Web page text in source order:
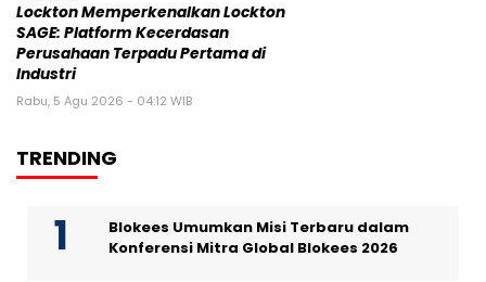
Lockton Memperkenalkan Lockton
SAGE: Platform Kecerdasan
Perusahaan Terpadu Pertama di
Industri
Rabu, 5 Agu 2026 - 04:12 WIB
TRENDING
Blokees Umumkan Misi Terbaru dalam
Konferensi Mitra Global Blokees 2026